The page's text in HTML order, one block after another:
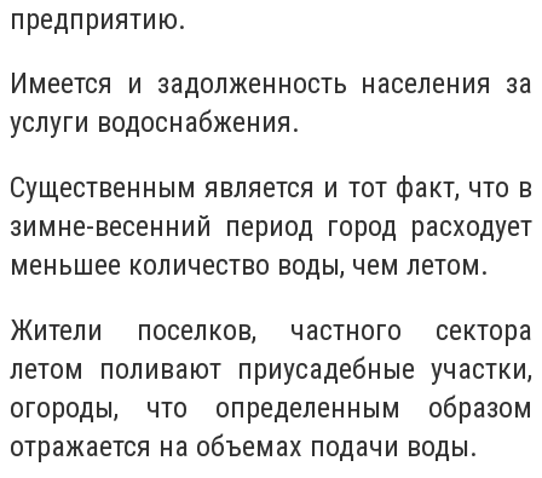
предприятию.
Имеется и задолженность населения за
услуги водоснабжения.
Существенным является и тот факт, что в
зимне-весенний период город расходует
меньшее количество воды, чем летом.
Жители поселков, частного сектора
летом поливают приусадебные участки,
огороды, что определенным образом
отражается на объемах подачи воды.